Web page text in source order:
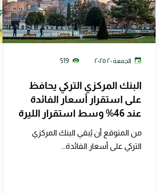
519 الجمعة ٢٠ ٢٠٢٥
البنك المركزي التركي يحافظ
على استقرار أسعار الفائدة
عند 46% وسط استقرار الليرة
من المتوقع أن يُبقي البنك المركزي
التركي على أسعار الفائدة...